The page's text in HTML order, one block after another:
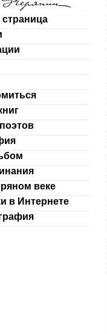
страница
веке
в Интернете